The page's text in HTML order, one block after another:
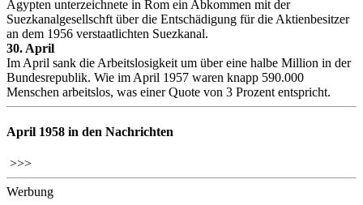
Ägypten unterzeichnete in Rom ein Abkommen mit der
Suezkanalgesellschft über die Entschädigung für die Aktienbesitzer
an dem 1956 verstaatlichten Suezkanal.
30. April
Im April sank die Arbeitslosigkeit um über eine halbe Million in der
Bundesrepublik. Wie im April 1957 waren knapp 590.000
Menschen arbeitslos, was einer Quote von 3 Prozent entspricht.
April 1958 in den Nachrichten
>>>
Werbung